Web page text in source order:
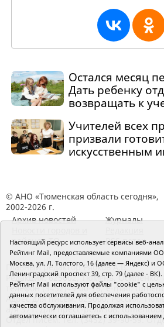
Остался месяц
Дать ребенку
возвращать к
Учителей всех
призвали
искусственным
© АНО «Тюменская область сегодня»,
2002-2026 г.
Архив новостей
районов ТО
Журналы
RSS поток
Главный редактор Рябков А.В.
Редакция: 625002, Тюмень, Осипенко,
телефон (3452)49-00-18, e-mail:
Адрес для писем: 625000, Россия,
а/я 371. Для пресс-релизов:
Отдел писем: тел. (3452) 39-90-59.
Настоящий ресурс использует сервисы веб-
Рейтинг Mail, предоставляемые компаниями
Москва, ул. Л. Толстого, 16 (далее — Яндекс) и
Ленинградский проспект 39, стр. 79 (далее -
Рейтинг Mail используют файлы "cookie" с
данных посетителей для обеспечения
качества обслуживания. Продолжая
автоматически соглашаетесь с